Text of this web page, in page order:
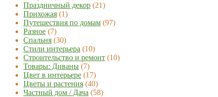
Праздничный декор (21)
Прихожая (1)
Путешествия по домам (97)
Разное (7)
Спальня (30)
Стили интерьера (10)
Строительство и ремонт (10)
Товары: Диваны (7)
Цвет в интерьере (17)
Цветы и растения (40)
Частный дом / Дача (58)